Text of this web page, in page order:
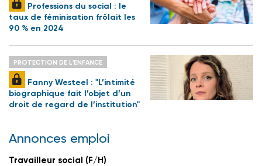
Professions du social : le
taux de féminisation frôlait les
90 % en 2024
PROTECTION DE L'ENFANCE
Fanny Westeel : "L’intimité
biographique fait l’objet d’un
droit de regard de l’institution"
Annonces emploi
Travailleur social (F/H)